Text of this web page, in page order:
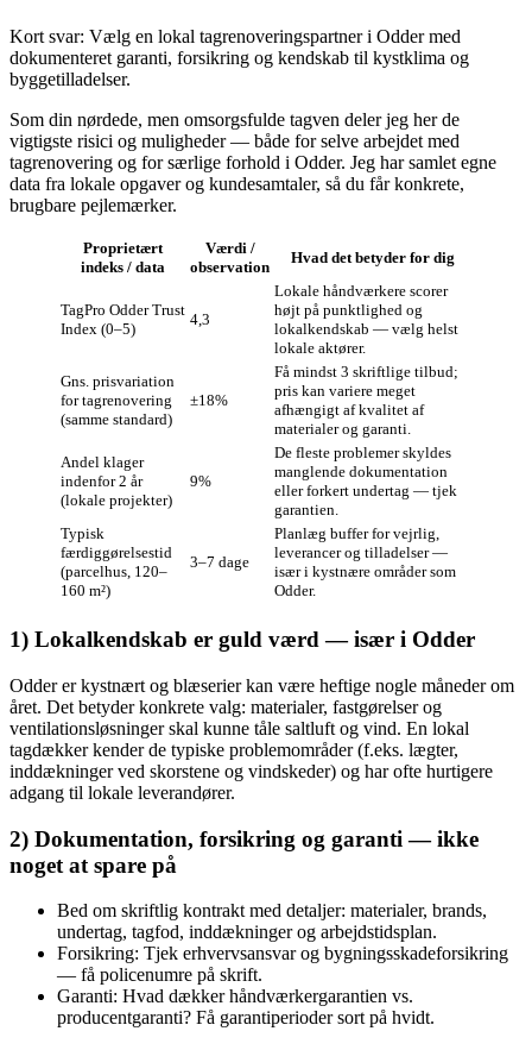
Kort svar: Vælg en lokal tagrenoveringspartner i Odder med
dokumenteret garanti, forsikring og kendskab til kystklima og
byggetilladelser.
Som din nørdede, men omsorgsfulde tagven deler jeg her de
vigtigste risici og muligheder — både for selve arbejdet med
tagrenovering og for særlige forhold i Odder. Jeg har samlet egne
data fra lokale opgaver og kundesamtaler, så du får konkrete,
brugbare pejlemærker.
Proprietært
indeks / data
Værdi /
observation
Hvad det betyder for dig
TagPro Odder Trust
Index (0–5)
4,3
Lokale håndværkere scorer
højt på punktlighed og
lokalkendskab — vælg helst
lokale aktører.
Gns. prisvariation
for tagrenovering
(samme standard)
±18%
Få mindst 3 skriftlige tilbud;
pris kan variere meget
afhængigt af kvalitet af
materialer og garanti.
Andel klager
indenfor 2 år
(lokale projekter)
9%
De fleste problemer skyldes
manglende dokumentation
eller forkert undertag — tjek
garantien.
Typisk
færdiggørelsestid
(parcelhus, 120–
160 m²)
3–7 dage
Planlæg buffer for vejrlig,
leverancer og tilladelser —
især i kystnære områder som
Odder.
1) Lokalkendskab er guld værd — især i Odder
Odder er kystnært og blæserier kan være heftige nogle måneder om
året. Det betyder konkrete valg: materialer, fastgørelser og
ventilationsløsninger skal kunne tåle saltluft og vind. En lokal
tagdækker kender de typiske problemområder (f.eks. lægter,
inddækninger ved skorstene og vindskeder) og har ofte hurtigere
adgang til lokale leverandører.
2) Dokumentation, forsikring og garanti — ikke
noget at spare på
Bed om skriftlig kontrakt med detaljer: materialer, brands,
undertag, tagfod, inddækninger og arbejdstidsplan.
Forsikring: Tjek erhvervsansvar og bygningsskadeforsikring
— få policenumre på skrift.
Garanti: Hvad dækker håndværkergarantien vs.
producentgaranti? Få garantiperioder sort på hvidt.